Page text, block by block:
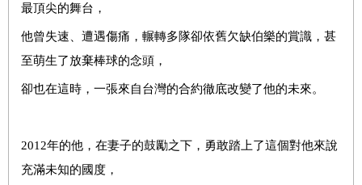
最頂尖的舞台，
他曾失速、遭遇傷痛，輾轉多隊卻依舊欠缺伯樂的賞識，甚
至萌生了放棄棒球的念頭，
卻也在這時，一張來自台灣的合約徹底改變了他的未來。
2012年的他，在妻子的鼓勵之下，勇敢踏上了這個對他來說
充滿未知的國度，